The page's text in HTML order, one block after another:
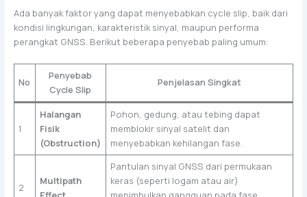
Ada banyak faktor yang dapat menyebabkan cycle slip, baik dari
kondisi lingkungan, karakteristik sinyal, maupun performa
perangkat GNSS. Berikut beberapa penyebab paling umum:
No
Penyebab
Cycle Slip
Penjelasan Singkat
1
Halangan
Fisik
(Obstruction)
Pohon, gedung, atau tebing dapat
memblokir sinyal satelit dan
menyebabkan kehilangan fase.
2
Multipath
Pantulan sinyal GNSS dari permukaan
keras (seperti logam atau air)